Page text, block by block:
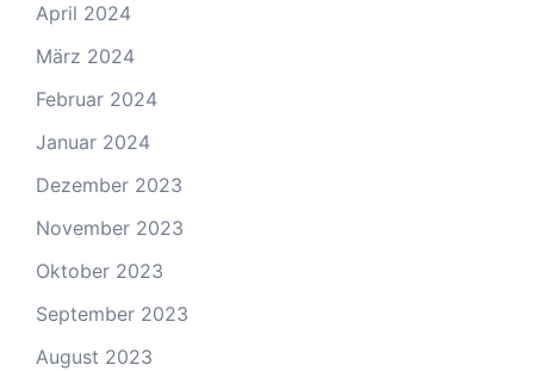
April 2024
März 2024
Februar 2024
Januar 2024
Dezember 2023
November 2023
Oktober 2023
September 2023
August 2023